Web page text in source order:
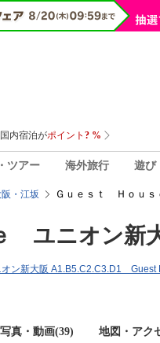
ツアー 海外旅行 遊び
・江坂 Ｇｕｅｓｔ Ｈｏｕ
ユニオン新
写真・動画(39) 地図・アク